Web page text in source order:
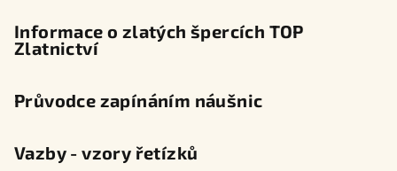
Informace o zlatých špercích TOP
Zlatnictví
Průvodce zapínáním náušnic
Vazby - vzory řetízků